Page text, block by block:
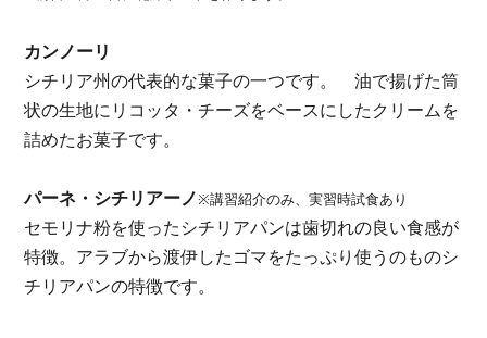
カンノーリ
シチリア州の代表的な菓子の一つです。
油で揚げた筒
状の生地にリコッタ・チーズをベースにしたクリームを
詰めたお菓子です。
パーネ・シチリアーノ※講習紹介のみ、実習時試食あり
セモリナ粉を使ったシチリアパンは歯切れの良い食感が
特徴。アラブから渡伊したゴマをたっぷり使うのものシ
チリアパンの特徴です。